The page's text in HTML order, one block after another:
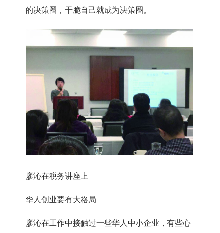
的决策圈，干脆自己就成为决策圈。
廖沁在税务讲座上
华人创业要有大格局
廖沁在工作中接触过一些华人中小企业，有些心